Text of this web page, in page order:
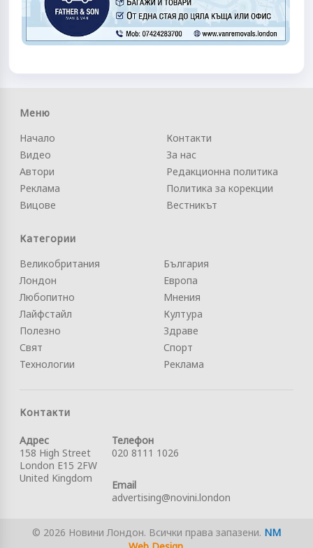
Меню
Начало
Видео
Автори
Реклама
Вицове
Контакти
За нас
Редакционна политика
Политика за корекции
Вестникът
Категории
Великобритания
Лондон
Любопитно
Лайфстайл
Полезно
Свят
Технологии
България
Европа
Мнения
Култура
Здраве
Спорт
Реклама
Контакти
Адрес
158 High Street
London E15 2FW
United Kingdom
Телефон
020 8111 1026
Email
advertising@novini.london
© 2026 Новини Лондон. Всички права запазени. NM